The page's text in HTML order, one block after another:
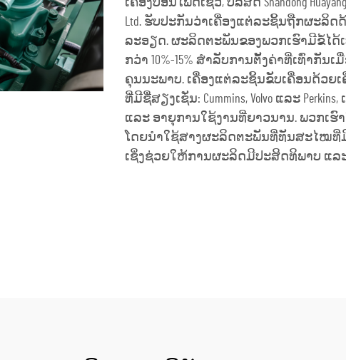
ເຄື່ອງປ່ອນໄຟດີເຊວ, ບໍລິສັດ Shandong Huayang
Ltd. ຮັບປະກັນວ່າເຄື່ອງແຕ່ລະຊິ້ນຖືກຜະລິ
ລະອຽດ. ຜະລິດຕະພັນຂອງພວກເຮົາມີຂໍ້ໄດ້
ກວ່າ 10%-15% ສຳລັບການຕັ້ງຄ່າທີ່ເທົ່າກັ
ຄຸນນະພາບ. ເຄື່ອງແຕ່ລະຊິ້ນຂັບເຄື່ອນດ້ວ
ທີ່ມີຊື່ສຽງເຊັ່ນ: Cummins, Volvo ແລະ
ແລະ ອາຍຸການໃຊ້ງານທີ່ຍາວນານ. ພວກເ
ໂດຍນຳໃຊ້ສາງຜະລິດຕະພັນທີ່ທັນສະໄໝທີ່ມີ
ເຊິ່ງຊ່ວຍໃຫ້ການຜະລິດມີປະສິດທິພາບ ແລ